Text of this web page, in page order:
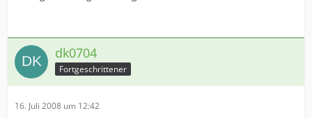
dk0704
Fortgeschrittener
16. Juli 2008 um 12:42